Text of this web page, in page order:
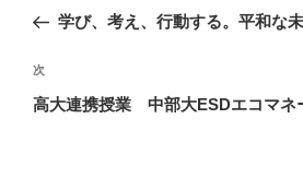
ナ
ビ
ゲ
の
稿
学び、考え、行動する。平和な
次
の
次
高大連携授業 中部大ESDエコマネ